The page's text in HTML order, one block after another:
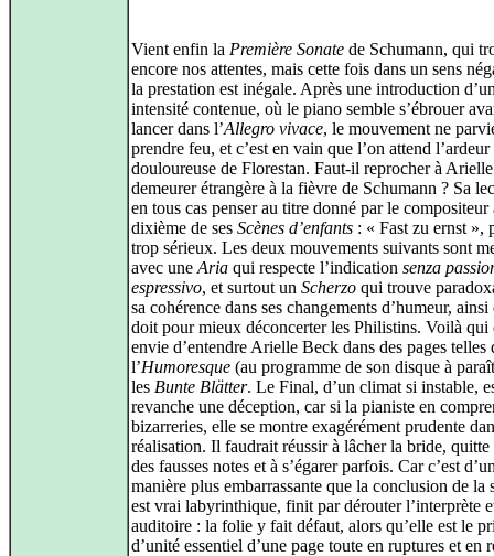
Vient enfin la Première Sonate de Schumann, qui
encore nos attentes, mais cette fois dans un sens
la prestation est inégale. Après une introduction
intensité contenue, où le piano semble s’ébrouer
lancer dans l’Allegro vivace, le mouvement ne
prendre feu, et c’est en vain que l’on attend l’ardeur
douloureuse de Florestan. Faut-il reprocher à
demeurer étrangère à la fièvre de Schumann ? Sa
en tous cas penser au titre donné par le compositeur
dixième de ses Scènes d’enfants : « Fast zu ernst »,
trop sérieux. Les deux mouvements suivants sont
avec une Aria qui respecte l’indication senza
espressivo, et surtout un Scherzo qui trouve
sa cohérence dans ses changements d’humeur, ainsi
doit pour mieux déconcerter les Philistins. Voilà qui
envie d’entendre Arielle Beck dans des pages telles
l’Humoresque (au programme de son disque à
les Bunte Blätter. Le Final, d’un climat si instable,
revanche une déception, car si la pianiste en
bizarreries, elle se montre exagérément prudente
réalisation. Il faudrait réussir à lâcher la bride, quitte
des fausses notes et à s’égarer parfois. Car c’est
manière plus embarrassante que la conclusion de la
est vrai labyrinthique, finit par dérouter l’interprète
auditoire : la folie y fait défaut, alors qu’elle est le
d’unité essentiel d’une page toute en ruptures et en